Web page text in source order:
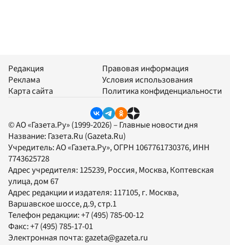
Редакция
Реклама
Карта сайта
Правовая информация
Условия использования
Политика конфиденциальности
© АО «Газета.Ру» (1999-2026) – Главные новости дня
Название: Газета.Ru (Gazeta.Ru)
Учредитель:АО «Газета.Ру», ОГРН 1067761730376, ИНН
7743625728
Адрес учредителя: 125239, Россия, Москва, Коптевская
улица, дом 67
Адрес редакции и издателя: 117105, г. Москва,
Варшавское шоссе, д.9, стр.1
Телефон редакции:+7 (495) 785-00-12
Факс:+7 (495) 785-17-01
Электронная почта:gazeta@gazeta.ru